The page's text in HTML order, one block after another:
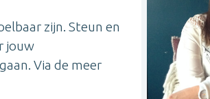
zijn. Steun en
jouw
Via de meer